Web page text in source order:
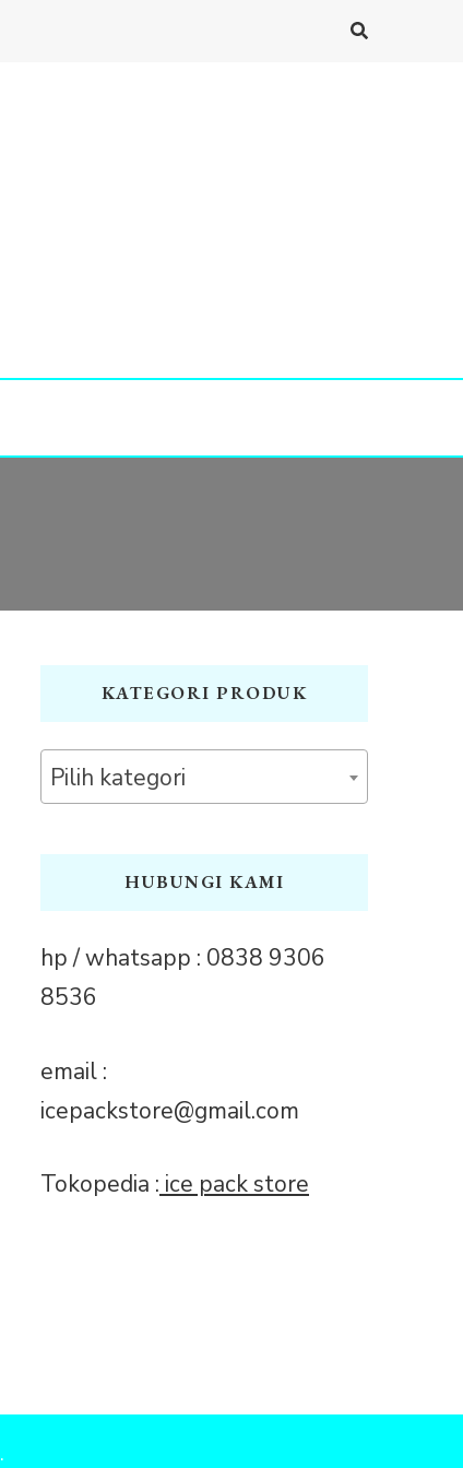
KATEGORI PRODUK
Pilih kategori
HUBUNGI KAMI
hp / whatsapp : 0838 9306
8536
email :
icepackstore@gmail.com
Tokopedia : ice pack store
.